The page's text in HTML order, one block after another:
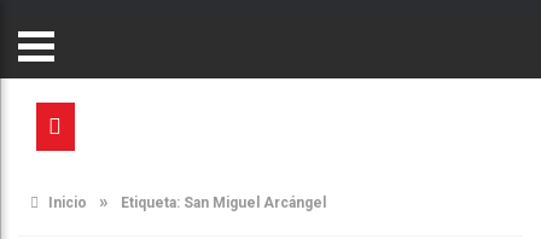
Inicio » Etiqueta: San Miguel Arcángel